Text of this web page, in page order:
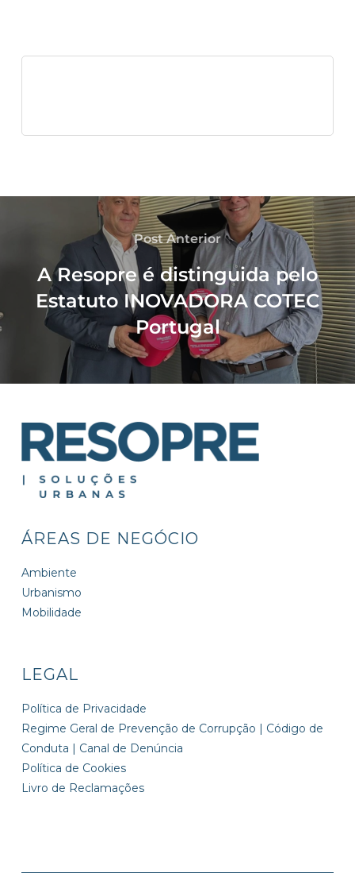
Post Anterior
A Resopre é distinguida pelo
Estatuto INOVADORA COTEC
Portugal
ÁREAS DE NEGÓCIO
Ambiente
Urbanismo
Mobilidade
LEGAL
Política de Privacidade
Regime Geral de Prevenção de Corrupção | Código de
Conduta | Canal de Denúncia
Política de Cookies
Livro de Reclamações